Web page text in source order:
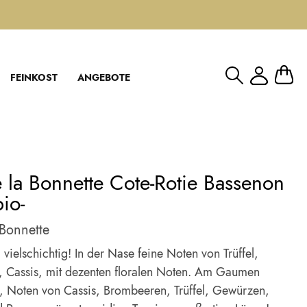
FEINKOST ANGEBOTE
Mein
Bonnette Cote-Rotie Bassenon
In der Nase feine Noten von Trüffel,
Cassis, mit dezenten floralen Noten. Am Gaumen
Noten von Cassis, Brombeeren, Trüffel, Gewürzen,